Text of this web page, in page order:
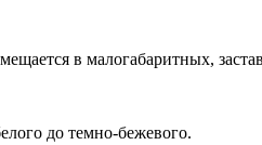
в малогабаритных,
до темно-бежевого.